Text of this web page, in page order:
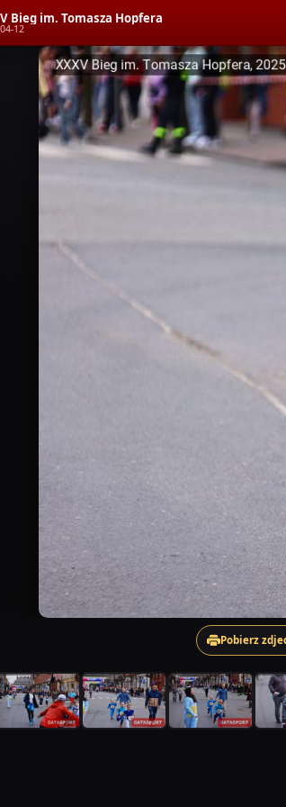
Bieg im. Tomasza Hopfera
12
Pobierz